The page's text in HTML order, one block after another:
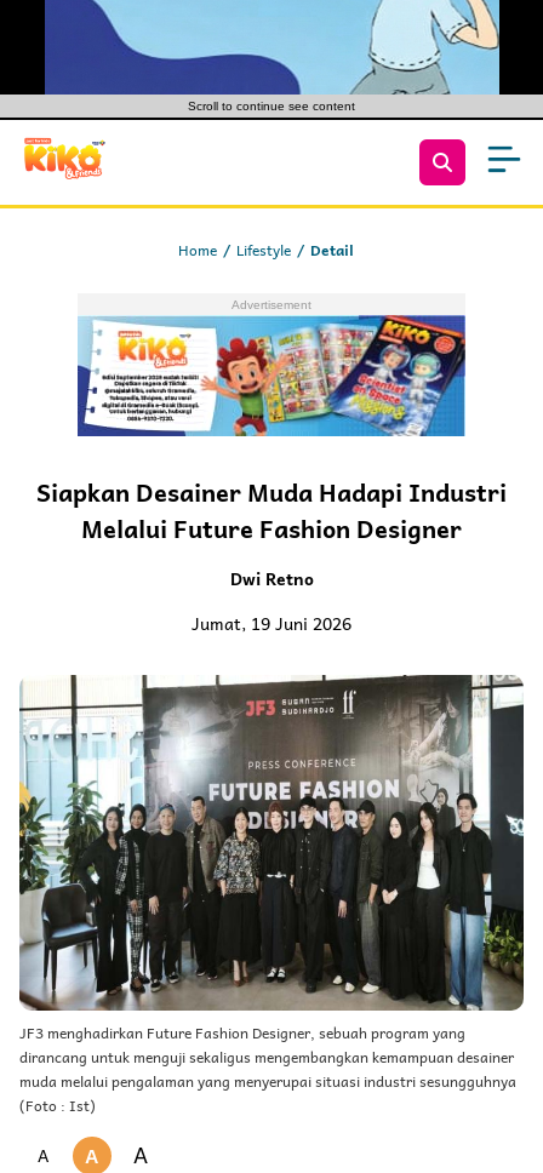
Scroll to continue see content
Home Lifestyle Detail
Siapkan Desainer Muda Hadapi Industri
Melalui Future Fashion Designer
Dwi Retno
Jumat, 19 Juni 2026
JF3 menghadirkan Future Fashion Designer, sebuah program yang
dirancang untuk menguji sekaligus mengembangkan kemampuan desainer
muda melalui pengalaman yang menyerupai situasi industri sesungguhnya
(Foto : Ist)
A A A